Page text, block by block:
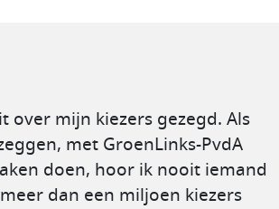
over mijn kiezers gezegd. Als
met GroenLinks-PvdA
doen, hoor ik nooit iemand
dan een miljoen kiezers